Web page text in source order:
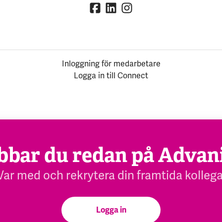
Inloggning för medarbetare
Logga in till Connect
du redan på
med och rekrytera din framtida
Logga in